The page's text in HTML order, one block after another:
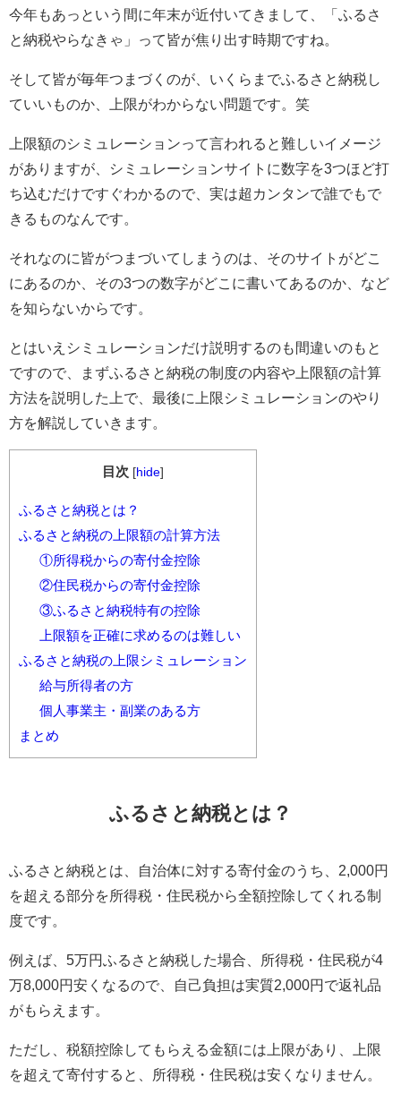
今年もあっという間に年末が近付いてきまして、「ふるさ
と納税やらなきゃ」って皆が焦り出す時期ですね。
そして皆が毎年つまづくのが、いくらまでふるさと納税し
ていいものか、上限がわからない問題です。笑
上限額のシミュレーションって言われると難しいイメージ
がありますが、シミュレーションサイトに数字を3つほど打
ち込むだけですぐわかるので、実は超カンタンで誰でもで
きるものなんです。
それなのに皆がつまづいてしまうのは、そのサイトがどこ
にあるのか、その3つの数字がどこに書いてあるのか、など
を知らないからです。
とはいえシミュレーションだけ説明するのも間違いのもと
ですので、まずふるさと納税の制度の内容や上限額の計算
方法を説明した上で、最後に上限シミュレーションのやり
方を解説していきます。
目次 [hide]
ふるさと納税とは？
ふるさと納税の上限額の計算方法
①所得税からの寄付金控除
②住民税からの寄付金控除
③ふるさと納税特有の控除
上限額を正確に求めるのは難しい
ふるさと納税の上限シミュレーション
給与所得者の方
個人事業主・副業のある方
まとめ
ふるさと納税とは？
ふるさと納税とは、自治体に対する寄付金のうち、2,000円
を超える部分を所得税・住民税から全額控除してくれる制
度です。
例えば、5万円ふるさと納税した場合、所得税・住民税が4
万8,000円安くなるので、自己負担は実質2,000円で返礼品
がもらえます。
ただし、税額控除してもらえる金額には上限があり、上限
を超えて寄付すると、所得税・住民税は安くなりません。